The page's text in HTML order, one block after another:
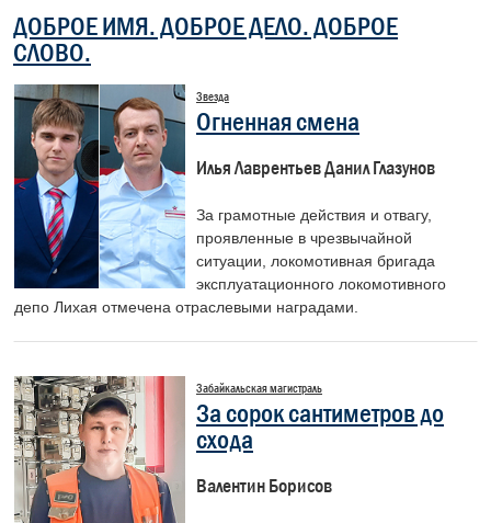
ДОБРОЕ ИМЯ. ДОБРОЕ ДЕЛО. ДОБРОЕ
СЛОВО.
Звезда
Огненная смена
Илья Лаврентьев Данил Глазунов
За грамотные действия и отвагу,
проявленные в чрезвычайной
ситуации, локомотивная бригада
эксплуатационного локомотивного
депо Лихая отмечена отраслевыми наградами.
Забайкальская магистраль
За сорок сантиметров до
схода
Валентин Борисов